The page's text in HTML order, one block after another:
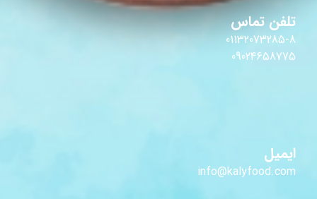
تلفن تماس
01132073285-8
09024658775
ایمیل
info@kalyfood.com